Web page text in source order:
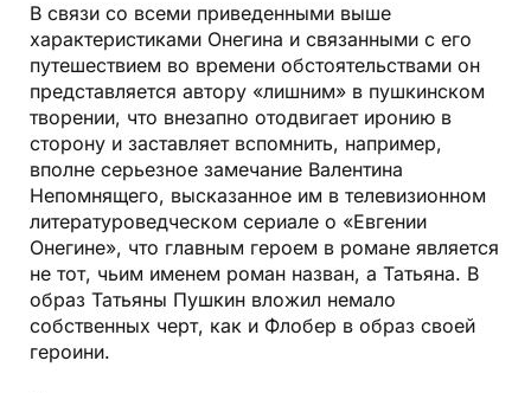
В связи со всеми приведенными выше
характеристиками Онегина и связанными с его
путешествием во времени обстоятельствами он
представляется автору «лишним» в пушкинском
творении, что внезапно отодвигает иронию в
сторону и заставляет вспомнить, например,
вполне серьезное замечание Валентина
Непомнящего, высказанное им в телевизионном
литературоведческом сериале о «Евгении
Онегине», что главным героем в романе является
не тот, чьим именем роман назван, а Татьяна. В
образ Татьяны Пушкин вложил немало
собственных черт, как и Флобер в образ своей
героини.